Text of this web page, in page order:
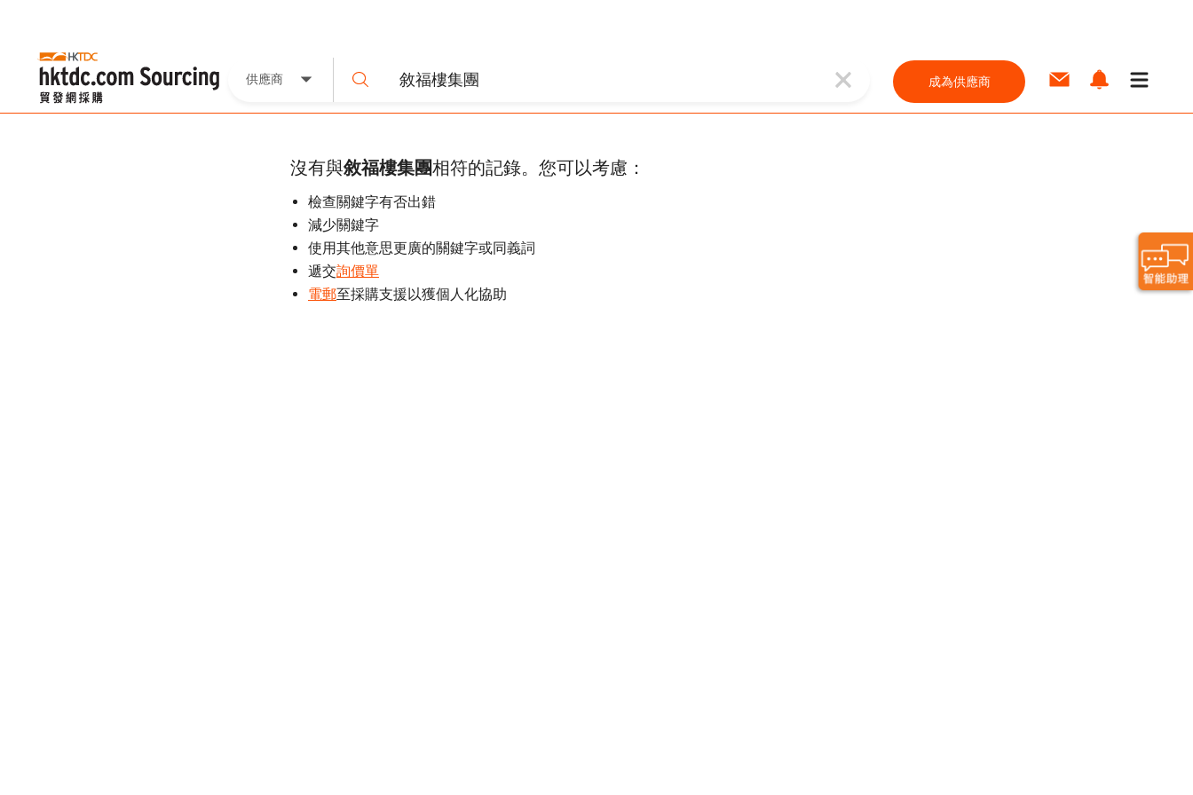
供應商 成為供應商
沒有與敘福樓集團相符的記錄。您可以考慮：
檢查關鍵字有否出錯
減少關鍵字
使用其他意思更廣的關鍵字或同義詞
遞交詢價單
電郵至採購支援以獲個人化協助